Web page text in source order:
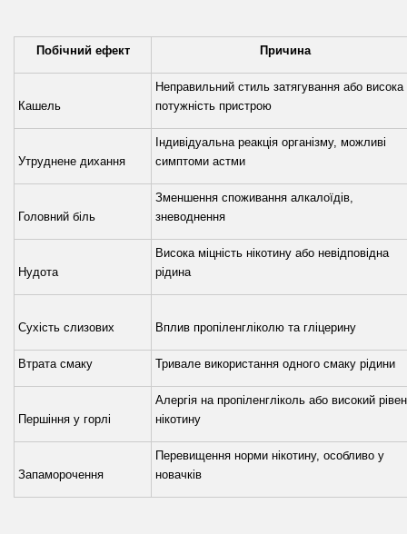
Побічний ефект Причина
Кашель
Неправильний стиль затягування або висока
потужність пристрою
Утруднене дихання
Індивідуальна реакція організму, можливі
симптоми астми
Головний біль
Зменшення споживання алкалоїдів,
зневоднення
Нудота
Висока міцність нікотину або невідповідна
рідина
Сухість слизових Вплив пропіленгліколю та гліцерину
Втрата смаку Тривале використання одного смаку рідини
Першіння у горлі
Алергія на пропіленгліколь або високий
нікотину
Запаморочення
Перевищення норми нікотину, особливо у
новачків